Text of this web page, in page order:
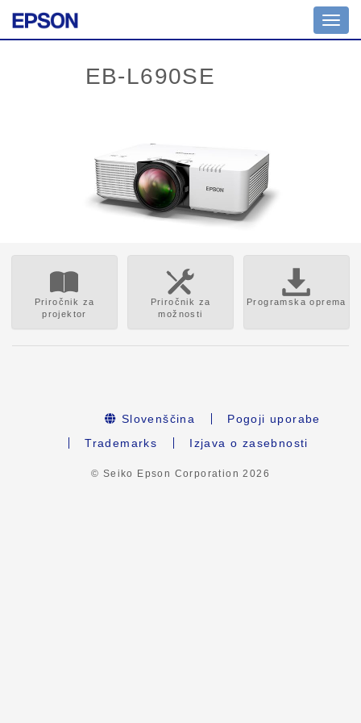
Priročnik za
projektor
Priročnik za
možnosti
Programska oprema
Slovenščina
Pogoji uporabe
Trademarks
Izjava o zasebnosti
© Seiko Epson Corporation2026